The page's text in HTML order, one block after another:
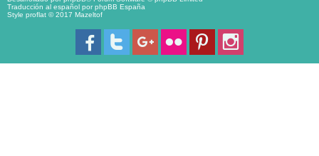
Traducción al español porphpBB España
Style proflat © 2017 Mazeltof